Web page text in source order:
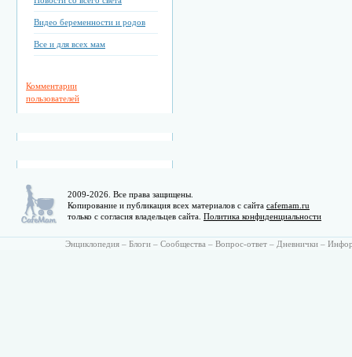
Видео беременности и родов
Все и для всех мам
Комментарии
пользователей
2009-2026. Все права защищены.
Копирование и публикация всех материалов с сайта cafemam.ru
только с согласия владельцев сайта. Политика конфиденциальности
Энциклопедия – Блоги – Сообщества – Вопрос-ответ – Дневнички –